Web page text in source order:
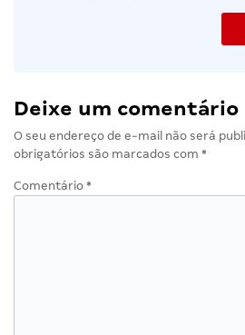
Deixe um comentário
O seu endereço de e-mail não será
obrigatórios são marcados com *
Comentário *